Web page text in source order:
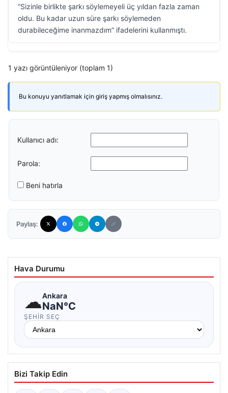
“Sizinle birlikte şarkı söylemeyeli üç yıldan fazla zaman
oldu. Bu kadar uzun süre şarkı söylemeden
durabileceğime inanmazdım” ifadelerini kullanmıştı.
1 yazı görüntüleniyor (toplam 1)
Bu konuyu yanıtlamak için giriş yapmış olmalısınız.
Kullanıcı adı:
Parola:
Beni hatırla
Paylaş:
Hava Durumu
☁Ankara
NaN°C
ŞEHIR SEÇ
Bizi Takip Edin